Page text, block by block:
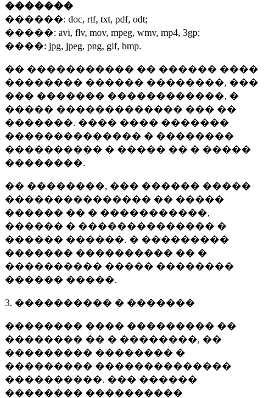
�������
������: doc, rtf, txt, pdf, odt;
�����: avi, flv, mov, mpeg, wmv, mp4, 3gp;
����: jpg, jpeg, png, gif, bmp.
�� ����������� �� ������ ����
�������� ������ ��������, ���
��� ������� ������������, �
����� ������������� ��� ��
�������. ���� ���� �������
�������������� � ��������
���������� � ����� �� � �����
��������.
�� ��������, ��� ������ �����
��������������� �� �����
������ �� � �����������,
������ � �������������� �
������ ������. � ���������
������� ���������� �� �
���������� ����� ��������
������ �����.
3. ���������� � �������
�������� ���� ��������� ��
�������� �� � ��������, ��
��������� �������� �
��������� ��������������
����������. ��� ������
�������� ����������